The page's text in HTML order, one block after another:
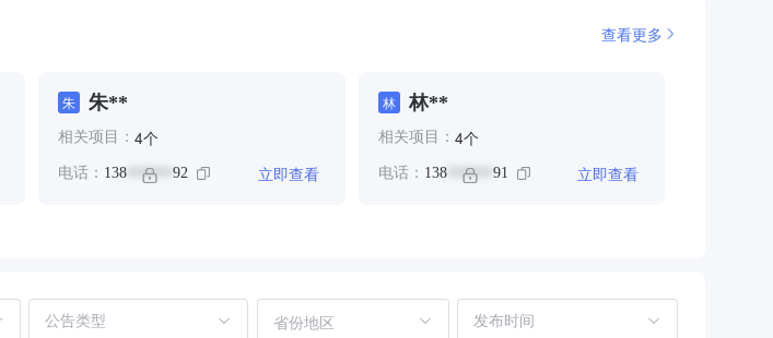
查看更多
朱 朱**
相关项目： 4个
电话： 138 ****** 92 立即查看
林 林**
相关项目： 4个
电话： 138****** 91 立即查看
省份地区